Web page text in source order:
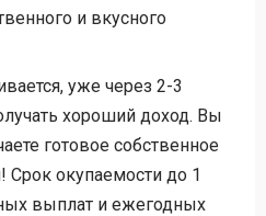
и вкусного
уже через 2-3
хороший доход. Вы
готовое собственное
Срок окупаемости до 1
выплат и ежегодных